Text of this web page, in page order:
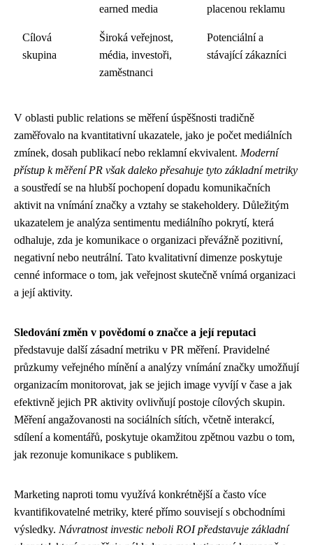
earned media placenou reklamu
Cílová
skupina
Široká veřejnost,
média, investoři,
zaměstnanci
Potenciální a
stávající zákazníci
V oblasti public relations se měření úspěšnosti tradičně
zaměřovalo na kvantitativní ukazatele, jako je počet mediálních
zmínek, dosah publikací nebo reklamní ekvivalent. Moderní
přístup k měření PR však daleko přesahuje tyto základní metriky
a soustředí se na hlubší pochopení dopadu komunikačních
aktivit na vnímání značky a vztahy se stakeholdery. Důležitým
ukazatelem je analýza sentimentu mediálního pokrytí, která
odhaluje, zda je komunikace o organizaci převážně pozitivní,
negativní nebo neutrální. Tato kvalitativní dimenze poskytuje
cenné informace o tom, jak veřejnost skutečně vnímá organizaci
a její aktivity.
Sledování změn v povědomí o značce a její reputaci
představuje další zásadní metriku v PR měření. Pravidelné
průzkumy veřejného mínění a analýzy vnímání značky umožňují
organizacím monitorovat, jak se jejich image vyvíjí v čase a jak
efektivně jejich PR aktivity ovlivňují postoje cílových skupin.
Měření angažovanosti na sociálních sítích, včetně interakcí,
sdílení a komentářů, poskytuje okamžitou zpětnou vazbu o tom,
jak rezonuje komunikace s publikem.
Marketing naproti tomu využívá konkrétnější a často více
kvantifikovatelné metriky, které přímo souvisejí s obchodními
výsledky. Návratnost investic neboli ROI představuje základní